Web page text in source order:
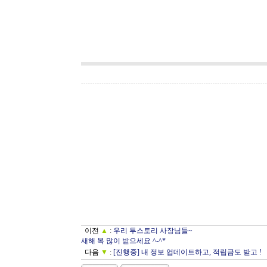
이전 ▲ : 우리 투스토리 사장님들~
새해 복 많이 받으세요 ^-^*
다음 ▼ : [진행중] 내 정보 업데이트하고, 적립금도 받고 !